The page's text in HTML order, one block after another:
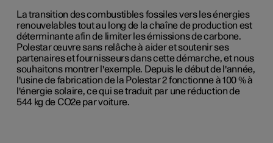
La transition des combustibles fossiles vers les énergies
renouvelables tout au long de la chaîne de production est
déterminante afin de limiter les émissions de carbone.
Polestar œuvre sans relâche à aider et soutenir ses
partenaires et fournisseurs dans cette démarche, et nous
souhaitons montrer l'exemple. Depuis le début de l'année,
l'usine de fabrication de la Polestar 2 fonctionne à 100 % à
l'énergie solaire, ce qui se traduit par une réduction de
544 kg de CO2e par voiture.